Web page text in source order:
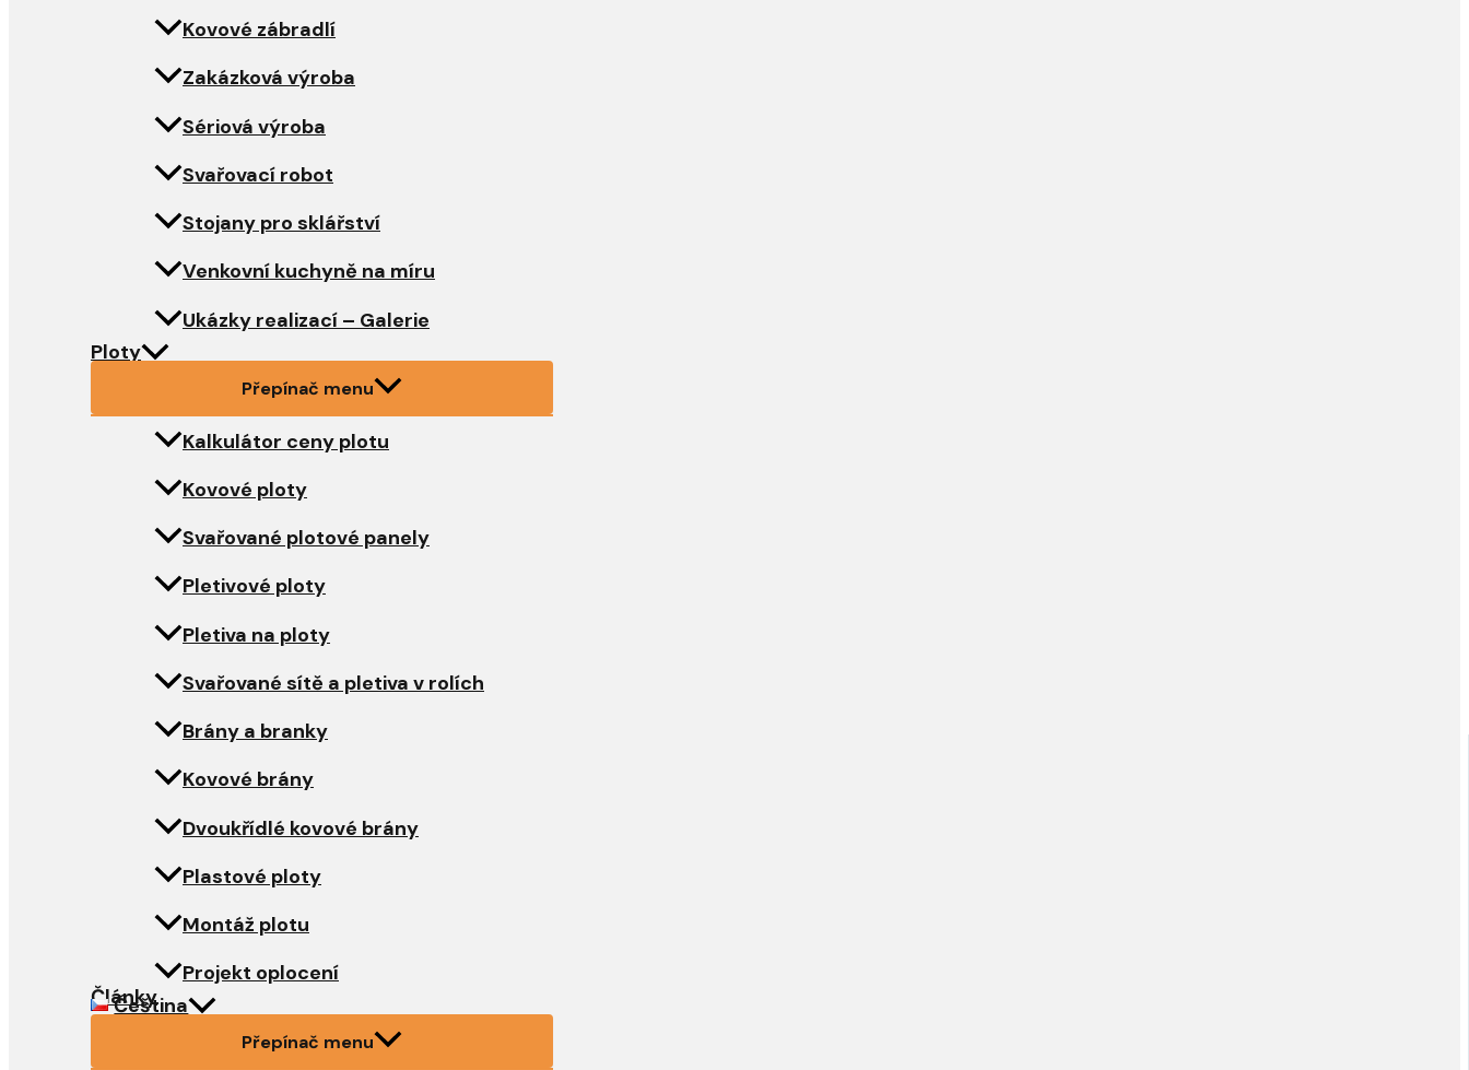
Kovové zábradlí
Zakázková výroba
Sériová výroba
Svařovací robot
Stojany pro sklářství
Venkovní kuchyně na míru
Ukázky realizací – Galerie
Ploty
Přepínač menu
Kalkulátor ceny plotu
Kovové ploty
Svařované plotové panely
Pletivové ploty
Pletiva na ploty
Svařované sítě a pletiva v rolích
Brány a branky
Kovové brány
Dvoukřídlé kovové brány
Plastové ploty
Montáž plotu
Projekt oplocení
Články
Čeština
Přepínač menu